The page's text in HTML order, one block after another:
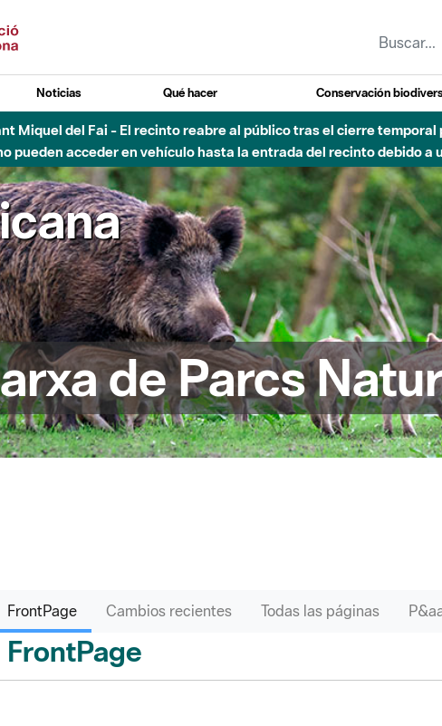
Noticias Qué hacer Conservación
Miquel del Fai - El recinto reabre al público tras el cierre
pueden acceder en vehículo hasta la entrada del recinto debido a
de Parcs
FrontPage Cambios recientes Todas las páginas
FrontPage